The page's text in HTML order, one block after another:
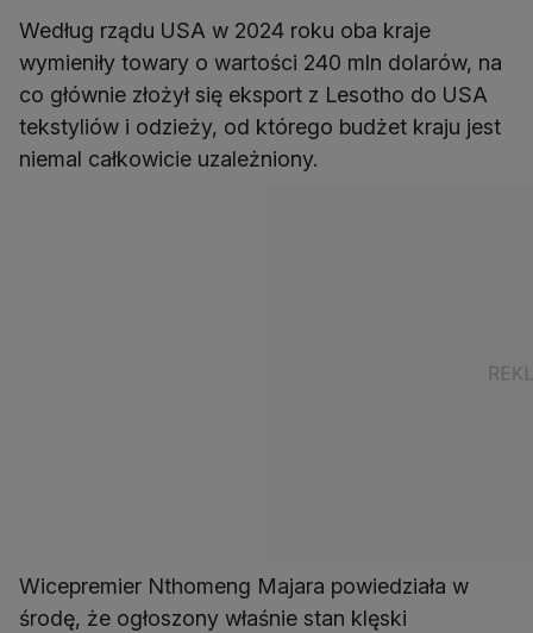
Według rządu USA w 2024 roku oba kraje
wymieniły towary o wartości 240 mln dolarów, na
co głównie złożył się eksport z Lesotho do USA
tekstyliów i odzieży, od którego budżet kraju jest
niemal całkowicie uzależniony.
Wicepremier Nthomeng Majara powiedziała w
środę, że ogłoszony właśnie stan klęski